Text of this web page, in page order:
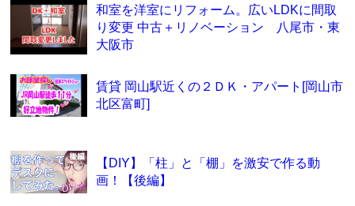
和室を洋室にリフォーム。広いLDKに間取
り変更 中古＋リノベーション 八尾市・東
大阪市
賃貸 岡山駅近くの２ＤＫ・アパート[岡山市
北区富町]
【DIY】「柱」と「棚」を激安で作る動
画！【後編】